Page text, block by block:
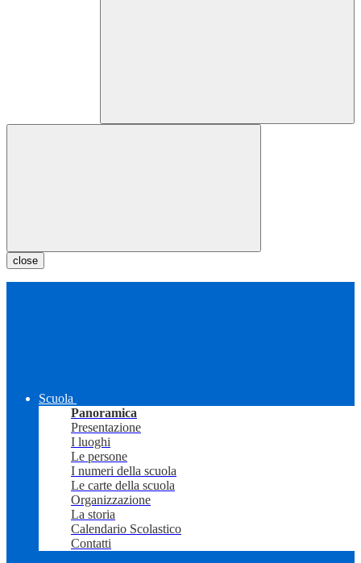
close
Scuola
Panoramica
Presentazione
I luoghi
Le persone
I numeri della scuola
Le carte della scuola
Organizzazione
La storia
Calendario Scolastico
Contatti